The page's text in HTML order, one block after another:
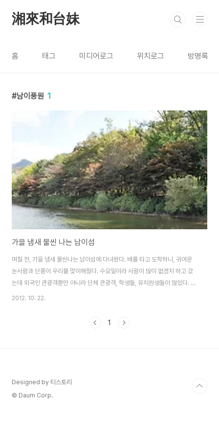
湘來和台妹
홈 태그 미디어로그 위치로그 방명록
남이풍원 1
가을 냄새 물씬 나는 남이섬
며칠 전, 가을 냄새 물씬나는 남이섬에 다녀왔다. 배를 타고 도착하니, 귀여운
눈사람과 단풍이 우리를 맞이해줬다. 수요일이라 사람이 많이 없겠지 하고 갔
는데 외국인 관광객뿐만 아니라 단체 관광객, 학생들, 유치원생들이 많았다. 사
람들의 무리를 따라 올라가다보니 오른편에 단풍들이 눈에 들어왔다. 100인의
풍 나무가 있는 비밀의 화원. 나무마다 이름표가 걸려있다. 이 나무들을 가꾸시
2012. 10. 22.
1
Designed by 티스토리
© Daum Corp.